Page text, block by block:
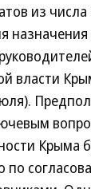
из
власти
Крыма
по